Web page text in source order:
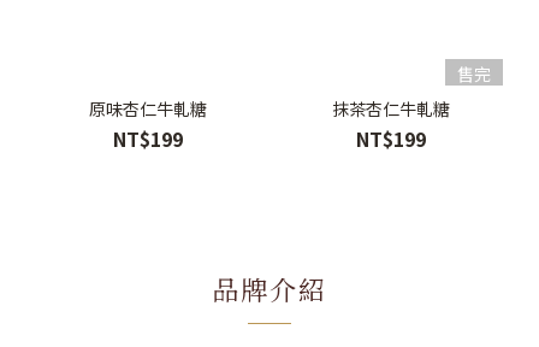
原味杏仁牛軋糖
NT$199
售完
抹茶杏仁牛軋糖
NT$199
品牌介紹